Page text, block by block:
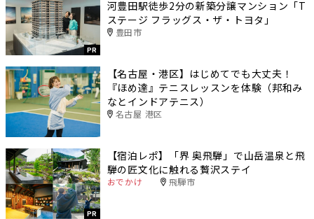
PR
河豊田駅徒歩2分の新築分譲マンション「T
ステージ フラッグス・ザ・トヨタ」
豊田市
【名古屋・港区】はじめてでも大丈夫！
『ほめ達』テニスレッスンを体験（邦和み
なとインドアテニス）
名古屋 港区
PR
【宿泊レポ】「界 奥飛騨」で山岳温泉と飛
騨の匠文化に触れる贅沢ステイ
おでかけ 飛騨市